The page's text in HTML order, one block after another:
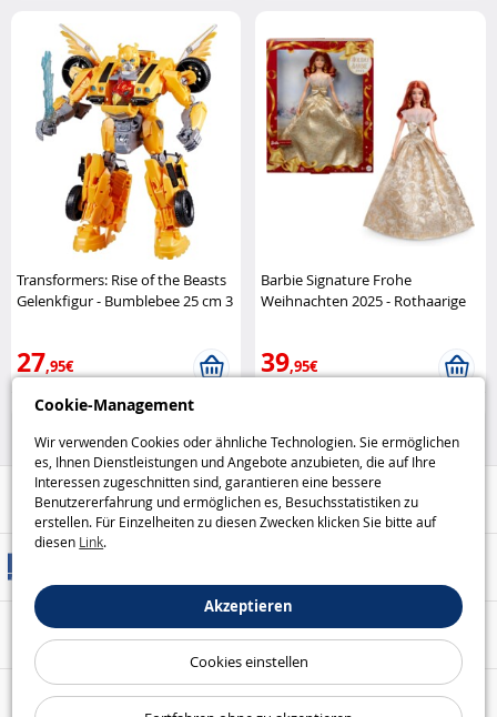
Cookie-Management
Wir verwenden Cookies oder ähnliche Technologien. Sie ermöglichen
es, Ihnen Dienstleistungen und Angebote anzubieten, die auf Ihre
Interessen zugeschnitten sind, garantieren eine bessere
Benutzererfahrung und ermöglichen es, Besuchsstatistiken zu
erstellen. Für Einzelheiten zu diesen Zwecken klicken Sie bitte auf
diesen Link.
Akzeptieren
Cookies einstellen
Transformers: Rise of the Beasts
Gelenkfigur - Bumblebee 25 cm 3
27,95€
Figuren
Barbie Signature Frohe
Weihnachten 2025 - Rothaarige
39,95€
Hilfe / Kontakt
Sicheres Bezahlen
Unsere Garantien